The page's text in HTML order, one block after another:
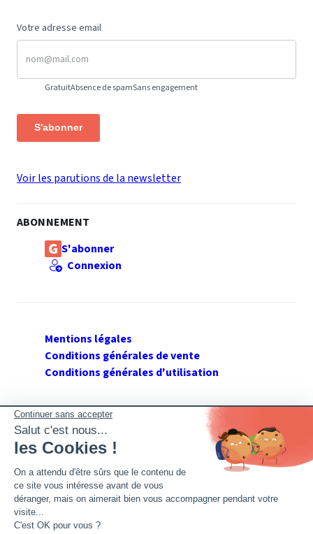
Votre adresse email
GratuitAbsence de spamSans engagement
S'abonner
Voir les parutions de la newsletter
ABONNEMENT
S'abonner
Connexion
Mentions légales
Conditions générales de vente
Conditions générales d'utilisation
SUIVEZ GERANT DE SARL
Twitter
Facebook